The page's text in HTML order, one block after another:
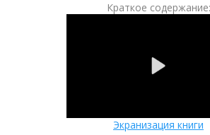
Краткое содержание:
Экранизация книги